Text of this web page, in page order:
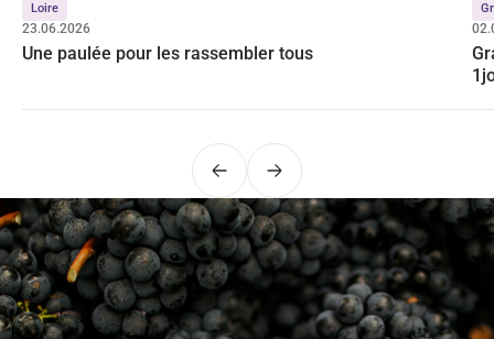
Loire
23.06.2026
Une paulée pour les rassembler tous
PrécédentSuivant